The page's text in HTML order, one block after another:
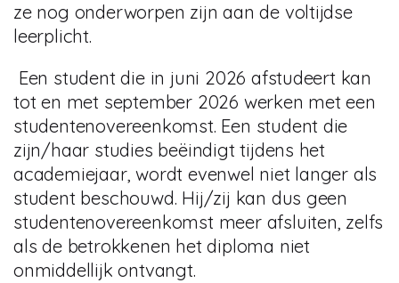
ze nog onderworpen zijn aan de voltijdse
leerplicht.
Een student die in juni 2026 afstudeert kan
tot en met september 2026 werken met een
studentenovereenkomst. Een student die
zijn/haar studies beëindigt tijdens het
academiejaar, wordt evenwel niet langer als
student beschouwd. Hij/zij kan dus geen
studentenovereenkomst meer afsluiten, zelfs
als de betrokkenen het diploma niet
onmiddellijk ontvangt.